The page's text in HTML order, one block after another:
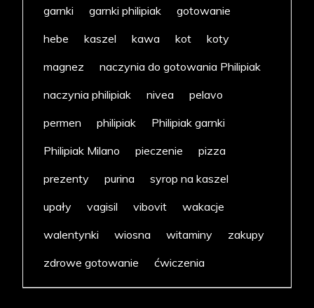
garnki
garnki philipiak
gotowanie
hebe
kaszel kawa kot
koty
magnez
naczynia do gotowania Philipiak
naczynia philipiak
nivea
pelavo
permen
philipiak
Philipiak garnki
Philipiak Milano
pieczenie
pizza
prezenty
purina
syrop na kaszel
upały
vagisil vibovit
wakacje
walentynki
wiosna witaminy
zakupy
zdrowe gotowanie
ćwiczenia